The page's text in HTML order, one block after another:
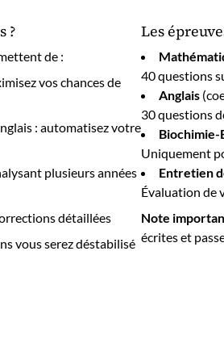
?
de :
vos chances de
: automatisez votre
plusieurs années
détaillées
vous serez déstabilisé
Les
40 questions
Anglais
30 questions
Biochimie-
Uniquement
Entretien
Évaluation de
Note
écrites et